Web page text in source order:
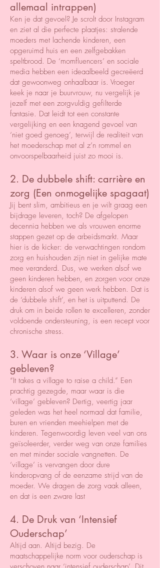
allemaal intrappen)
Ken je dat gevoel? Je scrolt door Instagram
en ziet al die perfecte plaatjes: stralende
moeders met lachende kinderen, een
opgeruimd huis en een zelfgebakken
speltbrood. De ‘momfluencers’ en sociale
media hebben een ideaalbeeld gecreëerd
dat gewoonweg onhaalbaar is. Vroeger
keek je naar je buurvrouw, nu vergelijk je
jezelf met een zorgvuldig gefilterde
fantasie. Dat leidt tot een constante
vergelijking en een knagend gevoel van
‘niet goed genoeg’, terwijl de realiteit van
het moederschap met al z’n rommel en
onvoorspelbaarheid juist zo mooi is.
2. De dubbele shift: carrière en
zorg (Een onmogelijke spagaat)
Jij bent slim, ambitieus en je wilt graag een
bijdrage leveren, toch? De afgelopen
decennia hebben we als vrouwen enorme
stappen gezet op de arbeidsmarkt. Maar
hier is de kicker: de verwachtingen rondom
zorg en huishouden zijn niet in gelijke mate
mee veranderd. Dus, we werken alsof we
geen kinderen hebben, en zorgen voor onze
kinderen alsof we geen werk hebben. Dat is
de ‘dubbele shift’, en het is uitputtend. De
druk om in beide rollen te excelleren, zonder
voldoende ondersteuning, is een recept voor
chronische stress.
3. Waar is onze ‘Village’
gebleven?
“It takes a village to raise a child.” Een
prachtig gezegde, maar waar is die
‘village’ gebleven? Dertig, veertig jaar
geleden was het heel normaal dat familie,
buren en vrienden meehielpen met de
kinderen. Tegenwoordig leven veel van ons
geïsoleerder, verder weg van onze families
en met minder sociale vangnetten. De
‘village’ is vervangen door dure
kinderopvang of de eenzame strijd van de
moeder. We dragen de zorg vaak alleen,
en dat is een zware last
4. De Druk van ‘Intensief
Ouderschap’
Altijd aan. Altijd bezig. De
maatschappelijke norm voor ouderschap is